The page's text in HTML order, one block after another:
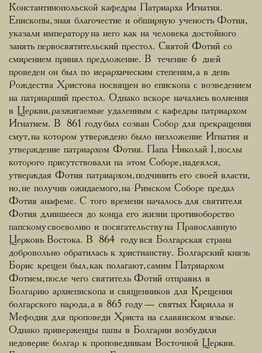
Константинопольской кафедры Патриарха Игнатия.
Епископы, зная благочестие и обширную ученость Фотия,
указали императору на него как на человека достойного
занять первосвятительский престол. Святой Фотий со
смирением принял предложение. В течение 6 дней
проведен он был по иерархическим степеням, а в день
Рождества Христова посвящен во епископа с возведением
на патриарший престол. Однако вскоре начались волнения
в Церкви, разжигаемые удаленным с кафедры патриархом
Игнатием. В 861 году был созван Собор для прекращения
смут, на котором утверждено было низложение Игнатия и
утверждение патриархом Фотия. Папа Николай I, послы
которого присутствовали на этом Соборе, надеялся,
утверждая Фотия патриархом, подчинить его своей власти,
но, не получив ожидаемого, на Римском Соборе предал
Фотия анафеме. С того времени началось для святителя
Фотия длившееся до конца его жизни противоборство
папскому своеволию и посягательству на Православную
Церковь Востока. В 864 году вся Болгарская страна
добровольно обратилась к христианству. Болгарский князь
Борис крещен был, как полагают, самим Патриархом
Фотием, после чего святитель Фотий отправил в
Болгарию архиепископа и священников для Крещения
болгарского народа, а в 865 году — святых Кирилла и
Мефодия для проповеди Христа на славянском языке.
Однако приверженцы папы в Болгарии возбудили
недоверие болгар к проповедникам Восточной Церкви.